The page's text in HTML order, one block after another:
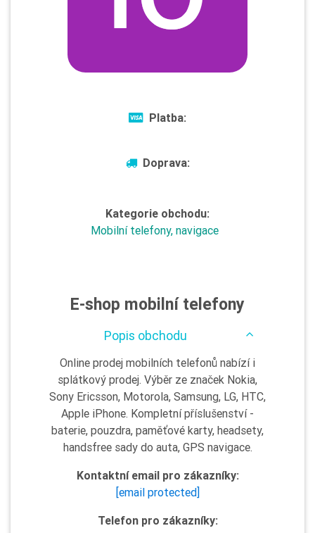
Platba:
Doprava:
Kategorie obchodu:
Mobilní telefony, navigace
E-shop mobilní telefony
Popis obchodu
Online prodej mobilních telefonů nabízí i
splátkový prodej. Výběr ze značek Nokia,
Sony Ericsson, Motorola, Samsung, LG, HTC,
Apple iPhone. Kompletní příslušenství -
baterie, pouzdra, paměťové karty, headsety,
handsfree sady do auta, GPS navigace.
Kontaktní email pro zákazníky:
[email protected]
Telefon pro zákazníky: